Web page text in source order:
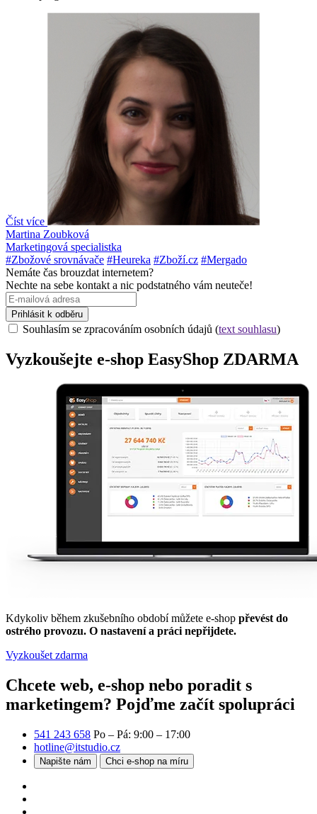
Číst více
Martina Zoubková
Marketingová specialistka
#Zbožové srovnávače #Heureka #Zboží.cz #Mergado
Nemáte čas brouzdat internetem?
Nechte na sebe kontakt a nic podstatného vám neuteče!
Prihlásit k odběru
Souhlasím se zpracováním osobních údajů (text souhlasu)
Vyzkoušejte e-shop EasyShop ZDARMA
Kdykoliv během zkušebního období můžete e-shop převést do
ostrého provozu. O nastavení a práci nepřijdete.
Vyzkoušet zdarma
Chcete web, e-shop nebo poradit s
marketingem? Pojďme začít spolupráci
541 243 658 Po – Pá: 9:00 – 17:00
hotline@itstudio.cz
Napište nám Chci e-shop na míru